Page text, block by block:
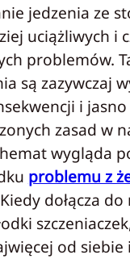
jedzenia ze
uciążliwych i
problemów.
są zazywczaj
i jasno
zasad w
wygląda
problemu z
dołącza do
od siebie